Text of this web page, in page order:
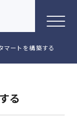
マートを構築する
る